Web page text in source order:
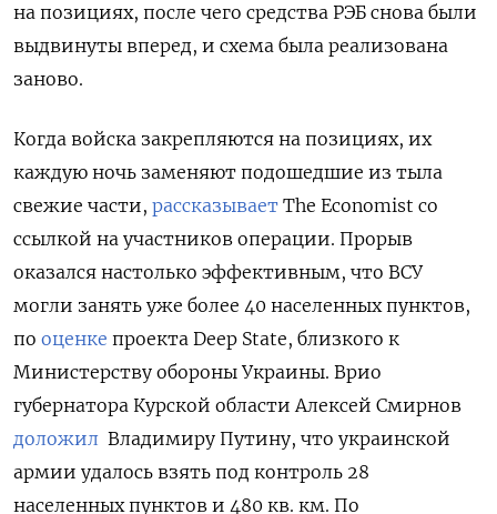
на позициях, после чего средства РЭБ снова были
выдвинуты вперед, и схема была реализована
заново.
Когда войска закрепляются на позициях, их
каждую ночь заменяют подошедшие из тыла
свежие части, рассказывает The Economist со
ссылкой на участников операции. Прорыв
оказался настолько эффективным, что ВСУ
могли занять уже более 40 населенных пунктов,
по оценке проекта Deep State, близкого к
Министерству обороны Украины. Врио
губернатора Курской области Алексей Смирнов
доложил Владимиру Путину, что украинской
армии удалось взять под контроль 28
населенных пунктов и 480 кв. км. По